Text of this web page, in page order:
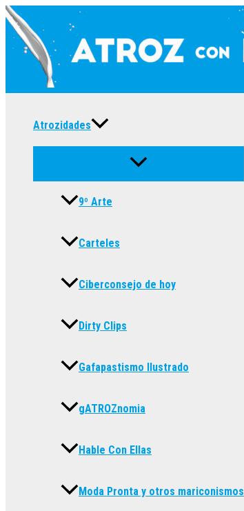
Ir
contenido
Atrozidades
9º Arte
Carteles
Ciberconsejo de hoy
Dirty Clips
Gafapastismo Ilustrado
gATROZnomia
Hable Con Ellas
Moda Pronta y otros mariconismos